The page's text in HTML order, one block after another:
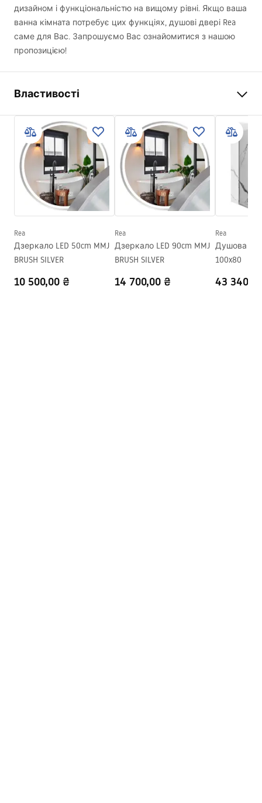
дизайном і функціональністю на вищому рівні. Якщо ваша
ванна кімната потребує цих функціях, душові двері Rea
саме для Вас. Запрошуємо Вас ознайомитися з нашою
пропозицією!
Властивості
Спосіб відкриття дверей
Складані
Розмір дверей
100
Напрямок дверей
Універсальний
Товщина скла
6 мм
Висота душових дверей
190см
Матеріал профілів
Алюміній
Матеріал ручок
Покриття Easy Clean
Так, з обох сторін скла
Rea
Дзеркало LED 50cm MMJ
BRUSH SILVER
10 500,00 ₴
Rea
Дзеркало LED 90cm MMJ
BRUSH SILVER
14 700,00 ₴
Rea
Душова
100x80
43